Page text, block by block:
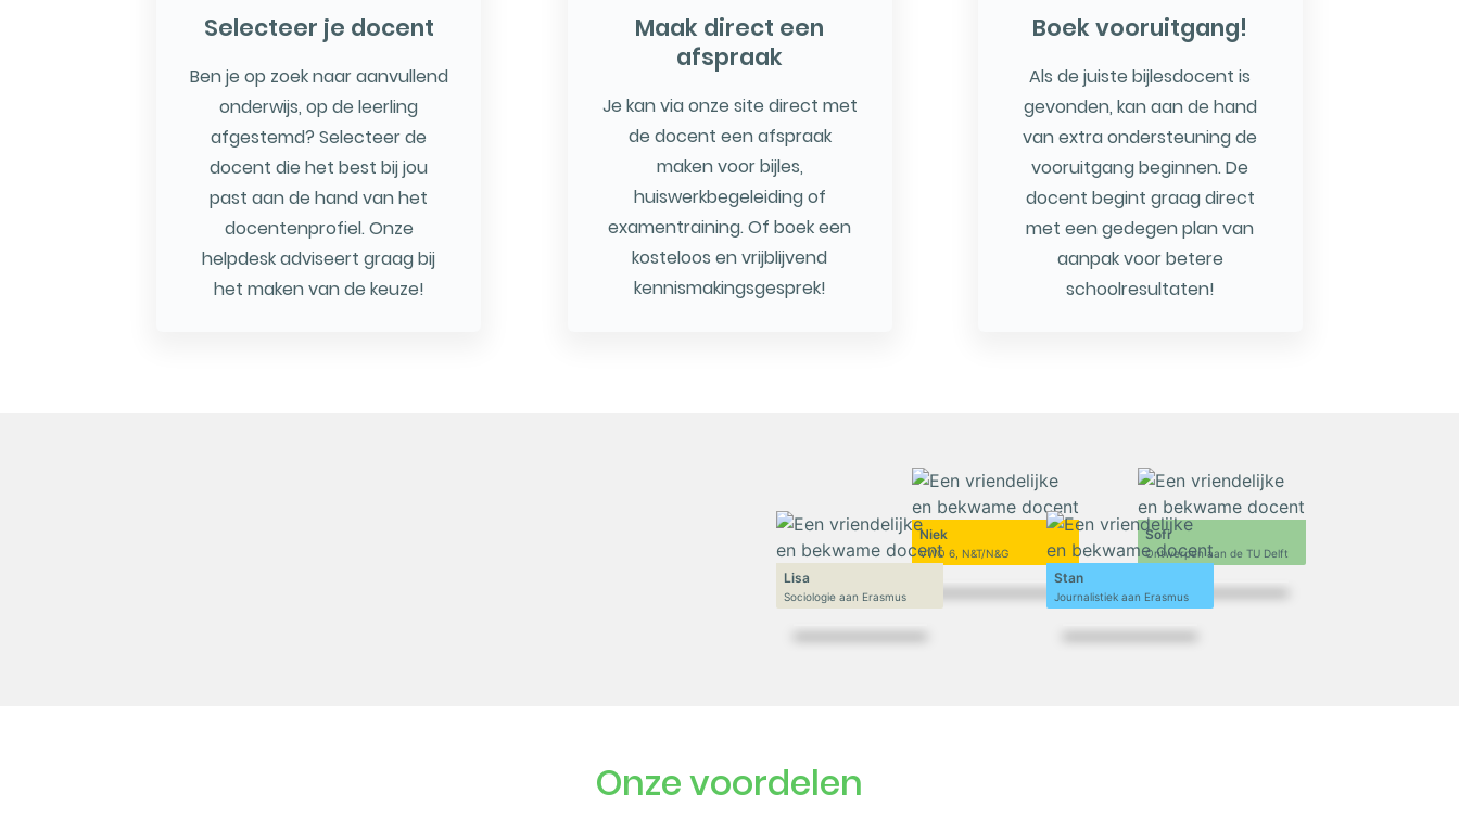
Selecteer je docent
Ben je op zoek naar aanvullend
onderwijs, op de leerling
afgestemd? Selecteer de
docent die het best bij jou
past aan de hand van het
docentenprofiel. Onze
helpdesk adviseert graag bij
het maken van de keuze!
Maak direct een
afspraak
Je kan via onze site direct met
de docent een afspraak
maken voor bijles,
huiswerkbegeleiding of
examentraining. Of boek een
kosteloos en vrijblijvend
kennismakingsgesprek!
Boek vooruitgang!
Als de juiste bijlesdocent is
gevonden, kan aan de hand
van extra ondersteuning de
vooruitgang beginnen. De
docent begint graag direct
met een gedegen plan van
aanpak voor betere
schoolresultaten!
Niek
VWO 6, N&T/N&G
Lisa
Sociologie aan Erasmus
Sofi
Ontwerpen aan de TU Delft
Stan
Journalistiek aan Erasmus
Onze voordelen